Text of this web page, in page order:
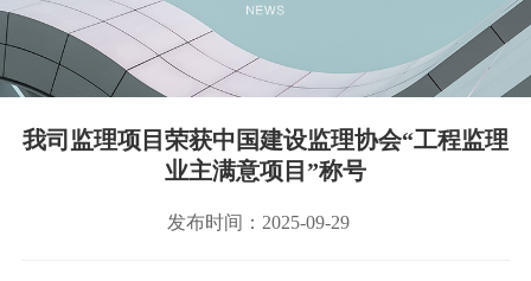
我司监理项目荣获中国建设监理协会“工程监理
业主满意项目”称号
发布时间：2025-09-29